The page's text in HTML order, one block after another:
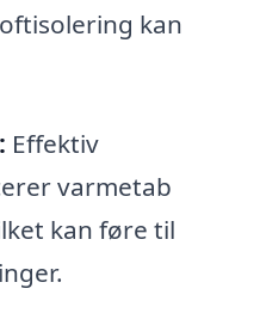
kan
Effektiv
varmetab
kan føre til